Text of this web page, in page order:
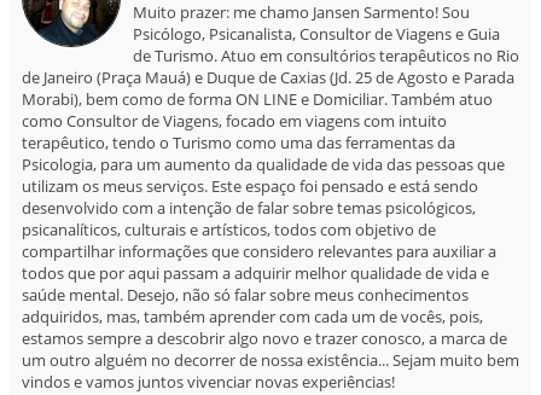
Muito prazer: me chamo Jansen Sarmento! Sou
Psicólogo, Psicanalista, Consultor de Viagens e Guia
de Turismo. Atuo em consultórios terapêuticos no Rio
de Janeiro (Praça Mauá) e Duque de Caxias (Jd. 25 de Agosto e Parada
Morabi), bem como de forma ON LINE e Domiciliar. Também atuo
como Consultor de Viagens, focado em viagens com intuito
terapêutico, tendo o Turismo como uma das ferramentas da
Psicologia, para um aumento da qualidade de vida das pessoas que
utilizam os meus serviços. Este espaço foi pensado e está sendo
desenvolvido com a intenção de falar sobre temas psicológicos,
psicanalíticos, culturais e artísticos, todos com objetivo de
compartilhar informações que considero relevantes para auxiliar a
todos que por aqui passam a adquirir melhor qualidade de vida e
saúde mental. Desejo, não só falar sobre meus conhecimentos
adquiridos, mas, também aprender com cada um de vocês, pois,
estamos sempre a descobrir algo novo e trazer conosco, a marca de
um outro alguém no decorrer de nossa existência... Sejam muito bem
vindos e vamos juntos vivenciar novas experiências!